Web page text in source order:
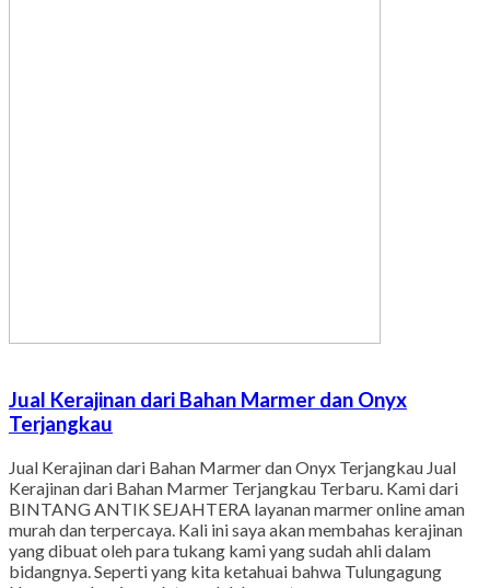
Jual Kerajinan dari Bahan Marmer dan Onyx
Terjangkau
Jual Kerajinan dari Bahan Marmer dan Onyx Terjangkau Jual
Kerajinan dari Bahan Marmer Terjangkau Terbaru. Kami dari
BINTANG ANTIK SEJAHTERA layanan marmer online aman
murah dan terpercaya. Kali ini saya akan membahas kerajinan
yang dibuat oleh para tukang kami yang sudah ahli dalam
bidangnya. Seperti yang kita ketahuai bahwa Tulungagung